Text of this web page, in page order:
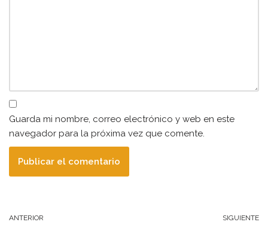
Guarda mi nombre, correo electrónico y web en este
navegador para la próxima vez que comente.
ANTERIOR SIGUIENTE